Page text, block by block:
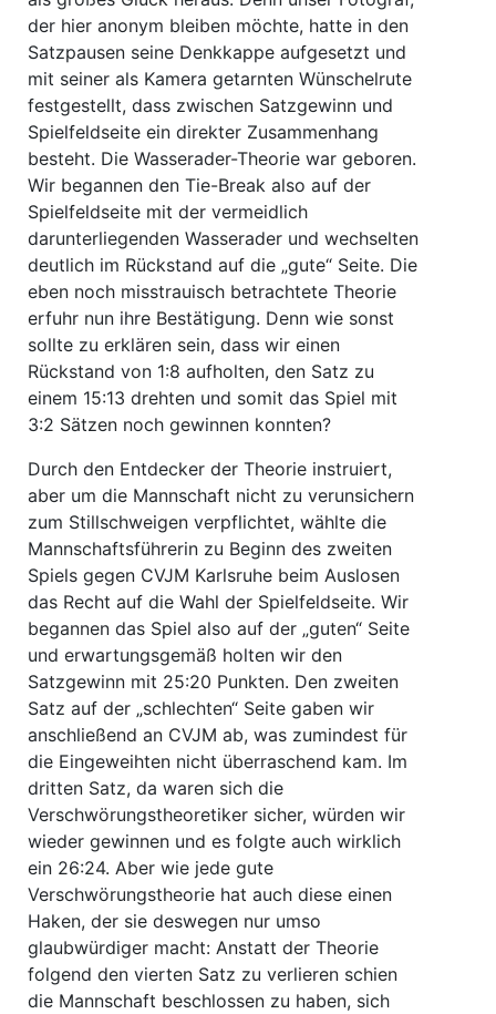
der hier anonym bleiben möchte, hatte in den
Satzpausen seine Denkkappe aufgesetzt und
mit seiner als Kamera getarnten Wünschelrute
festgestellt, dass zwischen Satzgewinn und
Spielfeldseite ein direkter Zusammenhang
besteht. Die Wasserader-Theorie war geboren.
Wir begannen den Tie-Break also auf der
Spielfeldseite mit der vermeidlich
darunterliegenden Wasserader und wechselten
deutlich im Rückstand auf die „gute“ Seite. Die
eben noch misstrauisch betrachtete Theorie
erfuhr nun ihre Bestätigung. Denn wie sonst
sollte zu erklären sein, dass wir einen
Rückstand von 1:8 aufholten, den Satz zu
einem 15:13 drehten und somit das Spiel mit
3:2 Sätzen noch gewinnen konnten?
Durch den Entdecker der Theorie instruiert,
aber um die Mannschaft nicht zu verunsichern
zum Stillschweigen verpflichtet, wählte die
Mannschaftsführerin zu Beginn des zweiten
Spiels gegen CVJM Karlsruhe beim Auslosen
das Recht auf die Wahl der Spielfeldseite. Wir
begannen das Spiel also auf der „guten“ Seite
und erwartungsgemäß holten wir den
Satzgewinn mit 25:20 Punkten. Den zweiten
Satz auf der „schlechten“ Seite gaben wir
anschließend an CVJM ab, was zumindest für
die Eingeweihten nicht überraschend kam. Im
dritten Satz, da waren sich die
Verschwörungstheoretiker sicher, würden wir
wieder gewinnen und es folgte auch wirklich
ein 26:24. Aber wie jede gute
Verschwörungstheorie hat auch diese einen
Haken, der sie deswegen nur umso
glaubwürdiger macht: Anstatt der Theorie
folgend den vierten Satz zu verlieren schien
die Mannschaft beschlossen zu haben, sich